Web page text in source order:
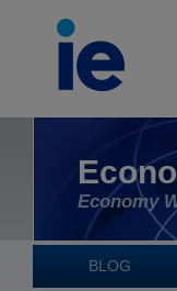
Economy
BLOG